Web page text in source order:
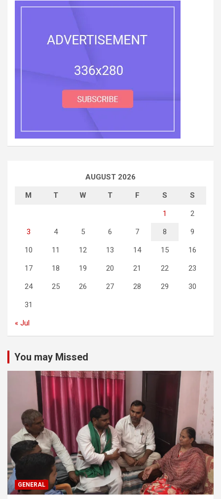
AUGUST 2026
M T W T F S S
1 2
3 4 5 6 7 8 9
10 11 12 13 14 15 16
17 18 19 20 21 22 23
24 25 26 27 28 29 30
31
« Jul
You may Missed
GENERAL